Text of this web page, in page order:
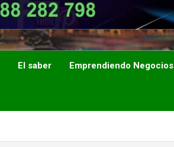
El saber Emprendiendo Negocios